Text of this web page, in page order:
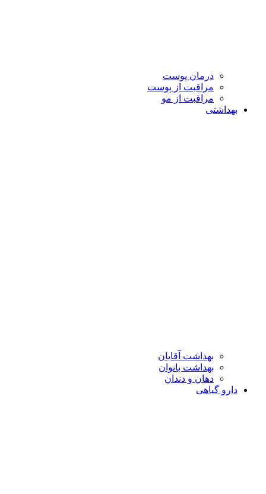
درمان پوست
مراقبت از پوست
مراقبت از مو
بهداشتی
بهداشت آقایان
بهداشت بانوان
دهان و دندان
دارو گیاهی